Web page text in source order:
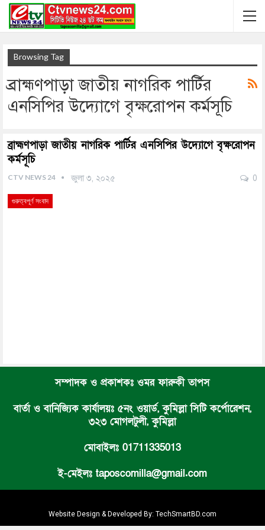
Browsing Tag
ব্রাহ্মণপাড়া জাতীয় নাগরিক পার্টির
এনসিপির উদ্যোগে বৃক্ষরোপন কর্মসূচি
ব্রাহ্মণপাড়া জাতীয় নাগরিক পার্টির এনসিপির উদ্যোগে বৃক্ষরোপন
কর্মসূচি
CTV NEWS 24 জুলা ৩, ২০২৫ 0
গুরুত্বপূর্ণ সংবাদ
সম্পাদক ও প্রকাশকঃ ওমর ফারুকী তাপস
বার্তা ও বানিজ্যিক কার্যালয়ঃ ৫নং ওয়ার্ড, কুমিল্লা সিটি কর্পোরেশন,
৩২৩ মোগলটুলী, কুমিল্লা
মোবাইলঃ 01711335013
ই-মেইলঃ taposcomilla@gmail.com
Website Design & Developed By: TechSmartBD.com